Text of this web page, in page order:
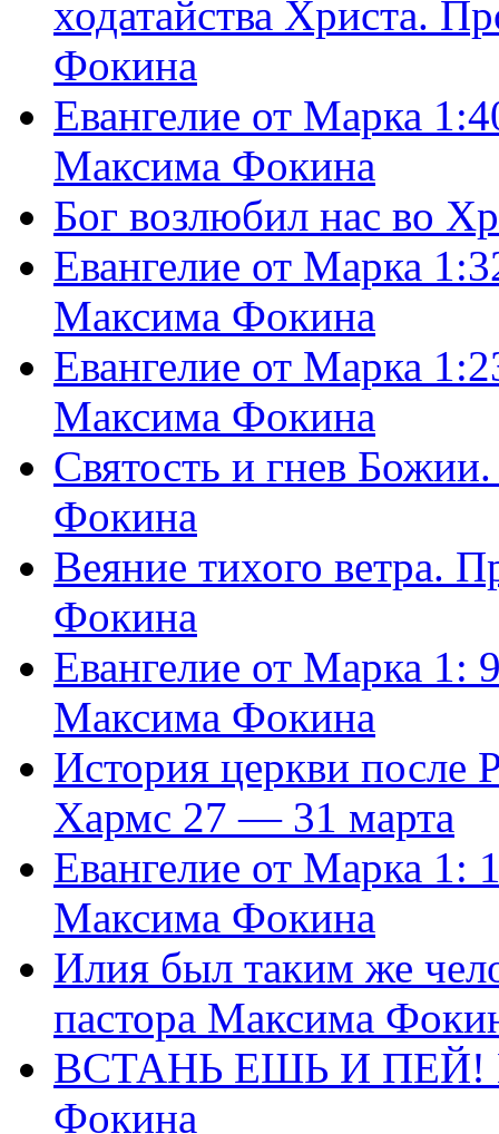
ходатайства Христа.
Фокина
Евангелие от Марка
Максима Фокина
Бог возлюбил нас во
Евангелие от Марка
Максима Фокина
Евангелие от Марка
Максима Фокина
Святость и гнев
Фокина
Веяние тихого ветра.
Фокина
Евангелие от Марка 1:
Максима Фокина
История церкви
Хармс 27 — 31 марта
Евангелие от Марка 1:
Максима Фокина
Илия был таким же
пастора Максима
ВСТАНЬ ЕШЬ И ПЕЙ!
Фокина